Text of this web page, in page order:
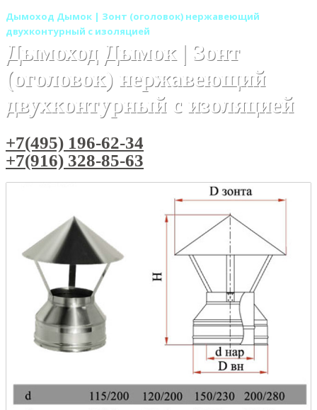
Дымоход Дымок | Зонт (оголовок) нержавеющий
двухконтурный с изоляцией
Дымоход Дымок | Зонт
(оголовок) нержавеющий
двухконтурный с изоляцией
+7(495) 196-62-34
+7(916) 328-85-63